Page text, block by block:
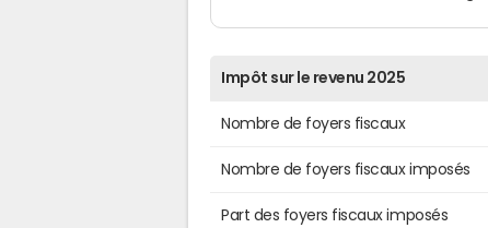
Impôt sur le revenu 2025
Nombre de foyers fiscaux
Nombre de foyers fiscaux imposés
Part des foyers fiscaux imposés